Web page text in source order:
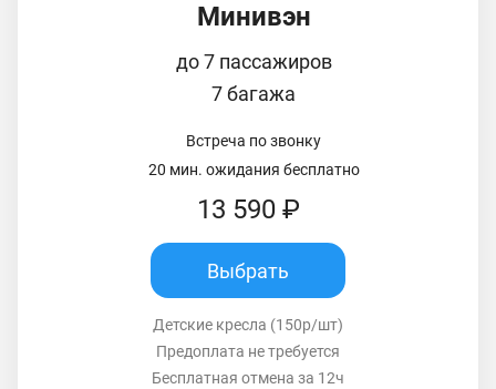
Минивэн
до 7 пассажиров
7 багажа
Встреча по звонку
20 мин. ожидания бесплатно
13 590 ₽
Выбрать
Детские кресла (150р/шт)
Предоплата не требуется
Бесплатная отмена за 12ч